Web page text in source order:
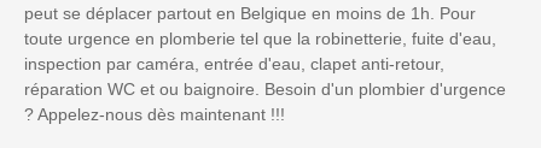
peut se déplacer partout en Belgique en moins de 1h. Pour
toute urgence en plomberie tel que la robinetterie, fuite d'eau,
inspection par caméra, entrée d'eau, clapet anti-retour,
réparation WC et ou baignoire. Besoin d'un plombier d'urgence
? Appelez-nous dès maintenant !!!